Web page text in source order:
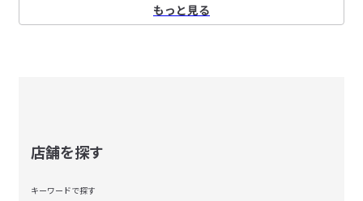
もっと見る
店舗を探す
キーワードで探す